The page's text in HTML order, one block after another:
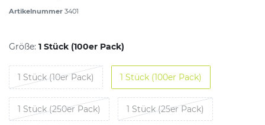
Artikelnummer 3401
Größe: 1 Stück (100er Pack)
1 Stück (10er Pack) 1 Stück (100er Pack)
1 Stück (250er Pack) 1 Stück (25er Pack)